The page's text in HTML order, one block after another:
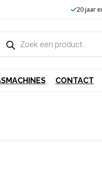
20 jaar
zoeken
CONTACT